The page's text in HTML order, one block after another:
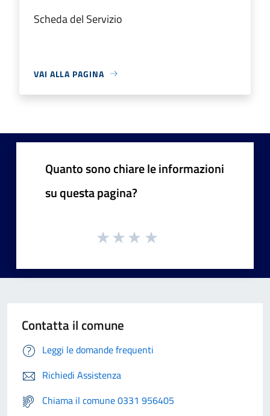
Scheda del Servizio
VAI ALLA PAGINA
Quanto sono chiare le informazioni
su questa pagina?
Contatta il comune
Leggi le domande frequenti
Richiedi Assistenza
Chiama il comune 0331 956405